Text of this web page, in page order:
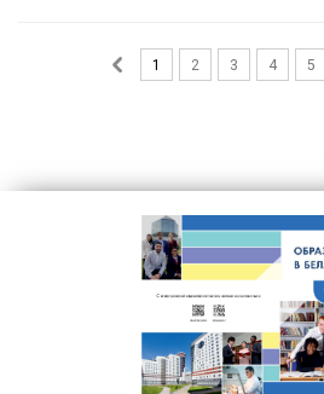
1 2 3 4 5